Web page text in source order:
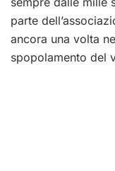
parte
ancora una volta
spopolamento del